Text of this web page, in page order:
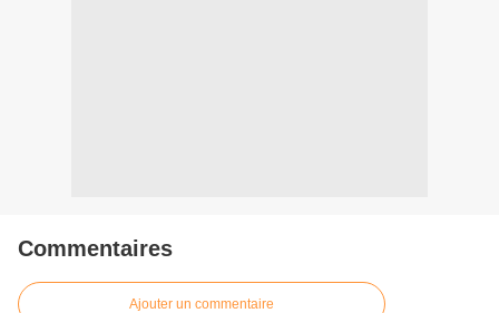
Commentaires
Ajouter un commentaire